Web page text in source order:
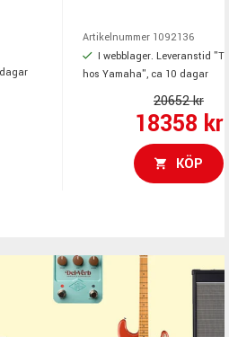
denna produkt säljs i
för räkning av Yamaha.
Artikelnummer 1092136
I webblager. Leveranstid
hos Yamaha", ca 10 dagar
20652 kr
18358 kr
KÖP